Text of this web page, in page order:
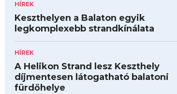
HÍREK
Keszthelyen a Balaton egyik
legkomplexebb strandkínálata
HÍREK
A Helikon Strand lesz Keszthely
díjmentesen látogatható balatoni
fürdőhelye